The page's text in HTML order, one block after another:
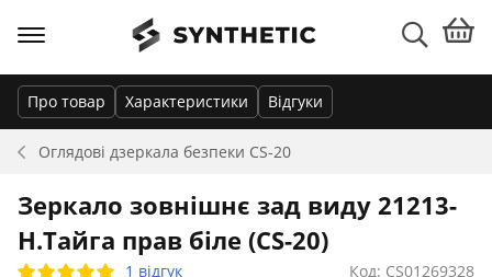
Оглядові дзеркала безпеки CS-20
Про товар Характеристики Відгуки
Зеркало зовнішнє зад виду 21213-
Н.Тайга прав біле (CS-20)
1 відгук Код: CS01269328